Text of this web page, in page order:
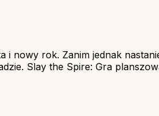
i nowy rok. Zanim jednak
Slay the Spire: Gra